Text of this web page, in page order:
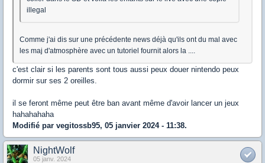
illegal
Comme j'ai dis sur une précédente news déjà qu'ils ont du mal avec
les maj d'atmosphère avec un tutoriel fournit alors la ....
c'est clair si les parents sont tous aussi peux douer nintendo peux
dormir sur ses 2 oreilles.
il se feront même peut être ban avant même d'avoir lancer un jeux
hahahahaha
Modifié par vegitossb95, 05 janvier 2024 - 11:38.
NightWolf
05 janv. 2024